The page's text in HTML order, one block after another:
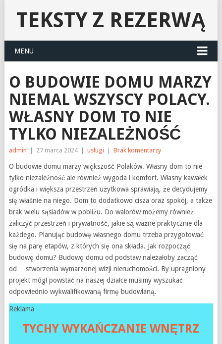
TEKSTY Z REZERWĄ
MENU
O BUDOWIE DOMU MARZY
NIEMAL WSZYSCY POLACY.
WŁASNY DOM TO NIE
TYLKO NIEZALEŻNOŚĆ
admin 27 marca 2024 usługi Brak komentarzy
O budowie domu marzy większość Polaków. Własny dom to nie
tylko niezależność ale również wygoda i komfort. Własny kawałek
ogródka i większa przestrzeń użytkowa sprawiają, że decydujemy
się właśnie na niego. Dom to dodatkowo cisza oraz spokój, a także
brak wielu sąsiadów w pobliżu. Do walorów możemy również
zaliczyć przestrzeń i prywatność, jakie są ważne praktycznie dla
każdego. Planując budowę własnego domu trzeba przygotować
się na parę etapów, z których się ona składa. Jak rozpocząć
budowę domu? Budowę domu od podstaw należałoby zacząć
od… stworzenia wymarzonej wizji nieruchomości. By upragniony
projekt mógł powstać na naszej działce musimy wyszukać
odpowiednio wykwalifikowaną firmę budowlaną.
Reklama
TYCHY WYKAŃCZANIE WNĘTRZ